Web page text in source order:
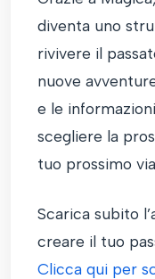
diventa uno
rivivere il
nuove
e le
scegliere la
tuo prossimo
Scarica subito
creare il tuo
Clicca qui per